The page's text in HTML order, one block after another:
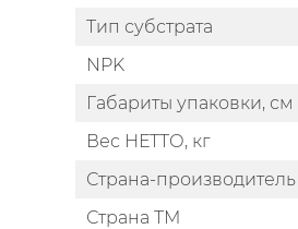
Тип субстрата
NPK
Габариты упаковки, см
Вес НЕТТО, кг
Страна-производитель
Страна ТМ